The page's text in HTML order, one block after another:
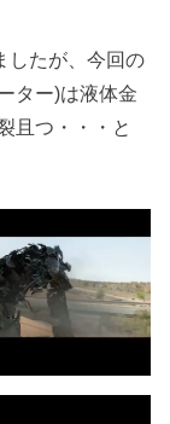
したが、今回の
ター)は液体金
且つ・・・と